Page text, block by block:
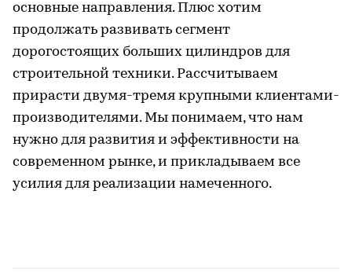
основные направления. Плюс хотим
продолжать развивать сегмент
дорогостоящих больших цилиндров для
строительной техники. Рассчитываем
прирасти двумя-тремя крупными клиентами-
производителями. Мы понимаем, что нам
нужно для развития и эффективности на
современном рынке, и прикладываем все
усилия для реализации намеченного.